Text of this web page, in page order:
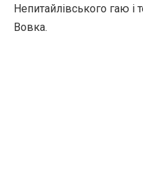
Непитайлівського гаю і
Вовка.